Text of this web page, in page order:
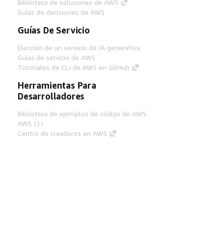
Biblioteca de soluciones de AWS
Guías de decisiones de AWS
Guías De Servicio
Elección de un servicio de IA generativa
Guías de servicio de AWS
Tutoriales de CLI de AWS en GitHub
Herramientas Para
Desarrolladores
Biblioteca de ejemplos de código de AWS
AWS CLI
Centro de creadores en AWS